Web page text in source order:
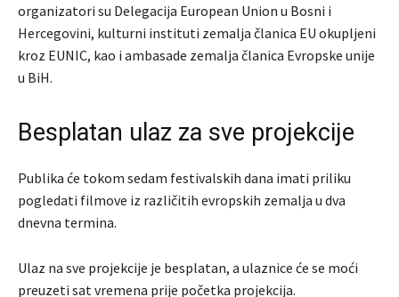
organizatori su Delegacija European Union u Bosni i
Hercegovini, kulturni instituti zemalja članica EU okupljeni
kroz EUNIC, kao i ambasade zemalja članica Evropske unije
u BiH.
Besplatan ulaz za sve projekcije
Publika će tokom sedam festivalskih dana imati priliku
pogledati filmove iz različitih evropskih zemalja u dva
dnevna termina.
Ulaz na sve projekcije je besplatan, a ulaznice će se moći
preuzeti sat vremena prije početka projekcija.